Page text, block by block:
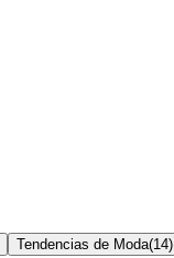
Tendencias de Moda(14)